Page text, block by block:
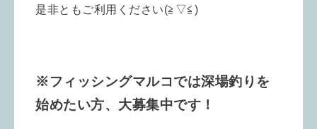
是非ともご利用ください(≧▽≦)
※フィッシングマルコでは深場釣りを
始めたい方、大募集中です！